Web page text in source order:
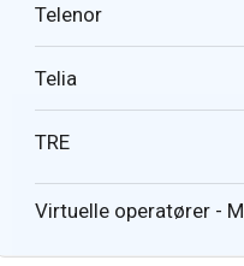
Telenor
Telia
TRE
Virtuelle operatører -